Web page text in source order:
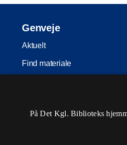
Genveje
Aktuelt
Find materiale
Services
På Det Kgl. Biblioteks